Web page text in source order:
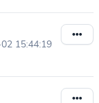
15:44:19